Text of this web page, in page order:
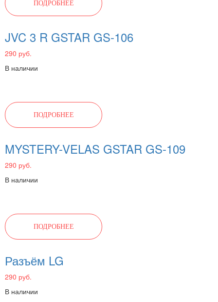
ПОДРОБНЕЕ
JVC 3 R GSTAR GS-106
290 руб.
В наличии
ПОДРОБНЕЕ
MYSTERY-VELAS GSTAR GS-109
290 руб.
В наличии
ПОДРОБНЕЕ
Разъём LG
290 руб.
В наличии